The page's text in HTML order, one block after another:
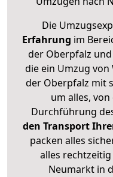
Die
Erfahrung im
der Oberpfalz
die ein Umzug
der Oberpfalz mit
um alles,
Durchführung
den Transport
packen alles
alles
Neumarkt in